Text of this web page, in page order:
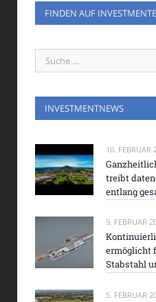
FINDEN AUF
INVESTMENTNEWS
10. FEBRUAR
treibt
entlang
9. FEBRUAR
ermöglicht
Stabstahl
5. FEBRUAR